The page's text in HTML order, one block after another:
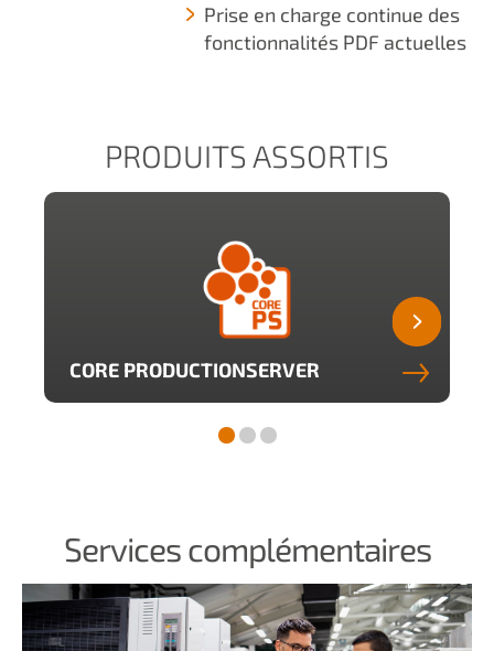
Prise en charge continue des
fonctionnalités PDF actuelles
PRODUITS ASSORTIS
CORE PRODUCTIONSERVER
Services complémentaires